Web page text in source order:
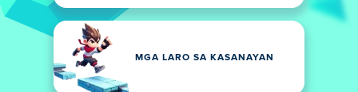
MGA LARO SA KASANAYAN